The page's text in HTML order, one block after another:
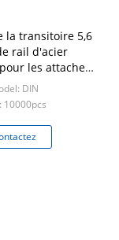
la transitoire 5,6
rail d'acier
les attaches
DIN
10000pcs